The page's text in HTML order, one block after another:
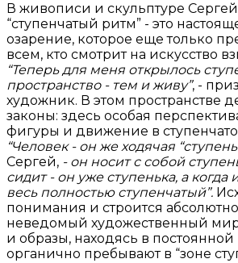
В живописи и скульптуре
“ступенчатый ритм” - это
озарение, которое еще только
всем, кто смотрит на искусство
“Теперь для меня открылось
пространство - тем и живу”, -
художник. В этом пространстве
законы: здесь особая
фигуры и движение в
“Человек - он же ходячая
Сергей, - он носит с собой
сидит - он уже ступенька, а когда
весь полностью ступенчатый”.
понимания и строится
неведомый художественный
и образы, находясь в
органично пребывают в “зоне